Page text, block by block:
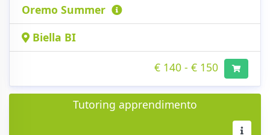
Oremo Summer
Biella BI
€ 140 - € 150
Tutoring apprendimento